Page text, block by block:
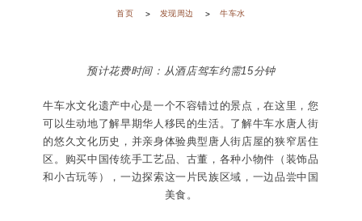
首页 发现周边 牛车水
预计花费时间：从酒店驾车约需15分钟
牛车水文化遗产中心是一个不容错过的景点，在这里，您
可以生动地了解早期华人移民的生活。了解牛车水唐人街
的悠久文化历史，并亲身体验典型唐人街店屋的狭窄居住
区。购买中国传统手工艺品、古董，各种小物件（装饰品
和小古玩等），一边探索这一片民族区域，一边品尝中国
美食。